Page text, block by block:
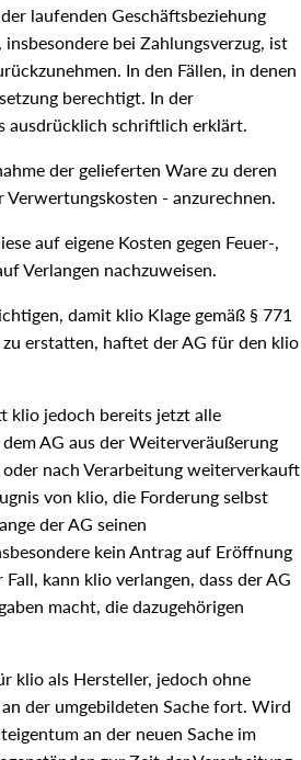
laufenden Geschäftsbeziehung
bei Zahlungsverzug, ist
In den Fällen, in denen
berechtigt. In der
ausdrücklich schriftlich erklärt.
der gelieferten Ware zu deren
- anzurechnen.
auf eigene Kosten gegen Feuer-,
Verlangen nachzuweisen.
damit klio Klage gemäß § 771
erstatten, haftet der AG für den klio
klio jedoch bereits jetzt alle
AG aus der Weiterveräußerung
nach Verarbeitung weiterverkauft
von klio, die Forderung selbst
der AG seinen
kein Antrag auf Eröffnung
kann klio verlangen, dass der AG
macht, die dazugehörigen
klio als Hersteller, jedoch ohne
der umgebildeten Sache fort. Wird
an der neuen Sache im